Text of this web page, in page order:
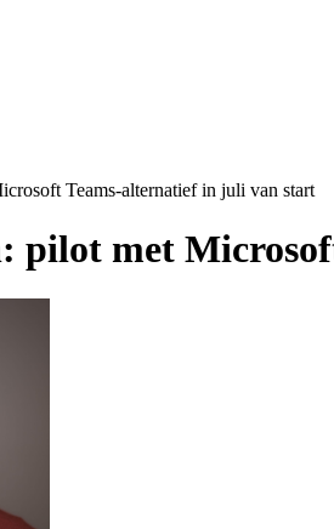
Teams-alternatief in juli van start
pilot met